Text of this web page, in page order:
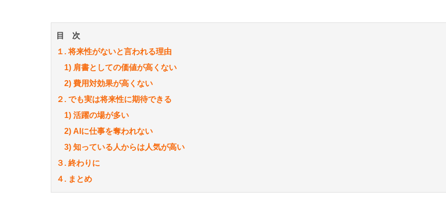
目 次
１. 将来性がないと言われる理由
1) 肩書としての価値が高くない
2) 費用対効果が高くない
２. でも実は将来性に期待できる
1) 活躍の場が多い
2) AIに仕事を奪われない
3) 知っている人からは人気が高い
３. 終わりに
４. まとめ